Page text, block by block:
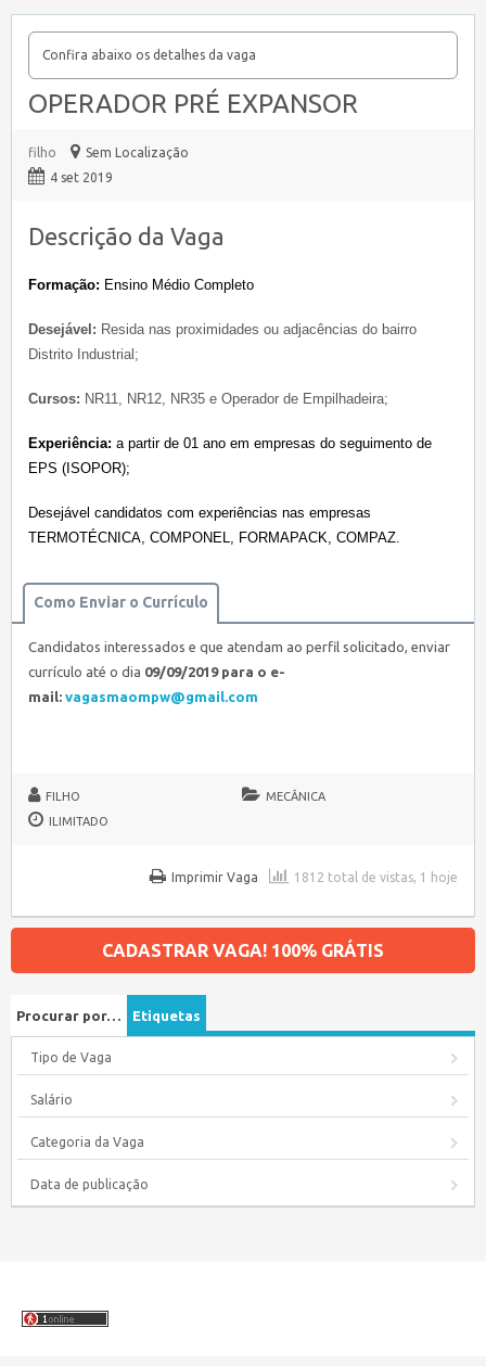
Confira abaixo os detalhes da vaga
OPERADOR PRÉ EXPANSOR
filho
Sem Localização
4 set 2019
Descrição da Vaga
Formação: Ensino Médio Completo
Desejável: Resida nas proximidades ou adjacências do bairro
Distrito Industrial;
Cursos: NR11, NR12, NR35 e Operador de Empilhadeira;
Experiência: a partir de 01 ano em empresas do seguimento de
EPS (ISOPOR);
Desejável candidatos com experiências nas empresas
TERMOTÉCNICA, COMPONEL, FORMAPACK, COMPAZ.
Como Enviar o Currículo
Candidatos interessados e que atendam ao perfil solicitado, enviar
currículo até o dia 09/09/2019 para o e-
mail: vagasmaompw@gmail.com
FILHO
MECÂNICA
ILIMITADO
1812 total de vistas, 1 hoje
Imprimir Vaga
CADASTRAR VAGA! 100% GRÁTIS
Procurar por… Etiquetas
Tipo de Vaga
Salário
Categoria da Vaga
Data de publicação